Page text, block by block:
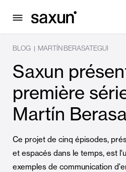
BLOG | MARTÍN BERASATEGUI
Saxun
première
Martín
Ce projet de cinq épisodes,
et espacés dans le temps, est
exemples de communication